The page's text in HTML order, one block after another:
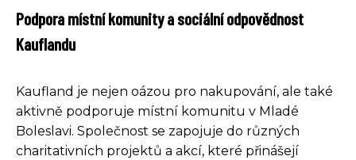
Podpora místní komunity a sociální odpovědnost
Kauflandu
Kaufland je nejen oázou pro nakupování, ale také
aktivně podporuje místní komunitu v Mladé
Boleslavi. Společnost se zapojuje do různých
charitativních projektů a akcí, které přinášejí